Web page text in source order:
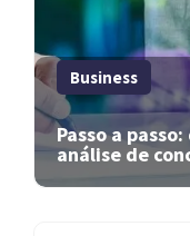
Business
Passo a
análise de